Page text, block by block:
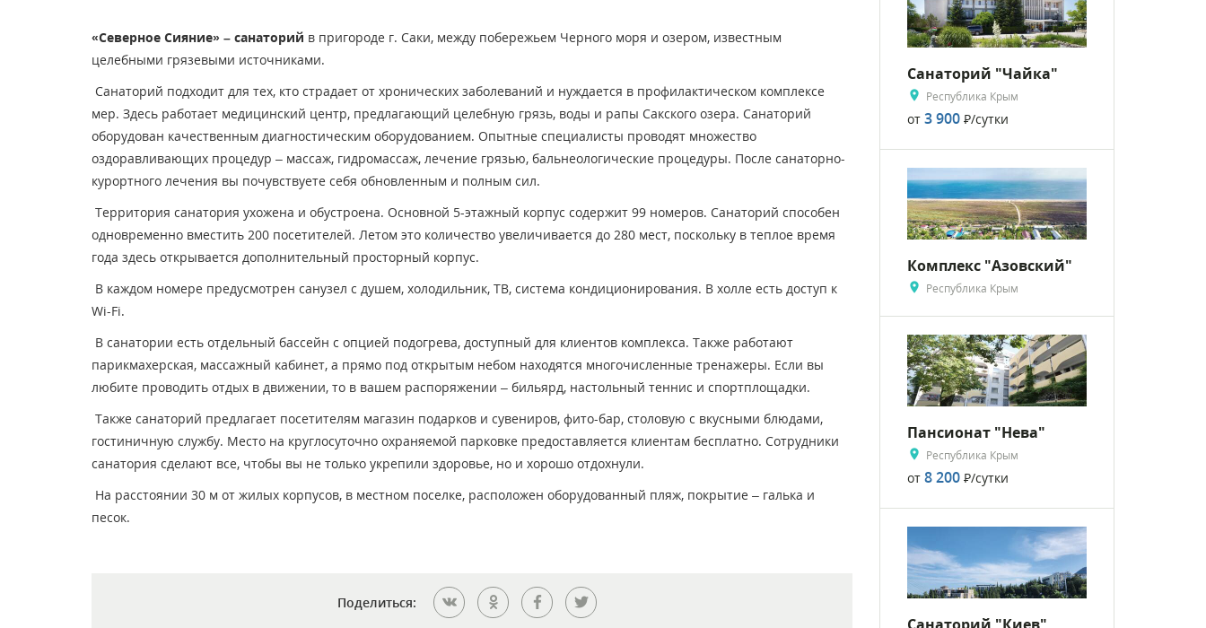
«Северное Сияние» – санаторий в пригороде г. Саки, между побережьем Черного моря и озером, известным
целебными грязевыми источниками.
Санаторий подходит для тех, кто страдает от хронических заболеваний и нуждается в профилактическом комплексе
мер. Здесь работает медицинский центр, предлагающий целебную грязь, воды и рапы Сакского озера. Санаторий
оборудован качественным диагностическим оборудованием. Опытные специалисты проводят множество
оздоравливающих процедур – массаж, гидромассаж, лечение грязью, бальнеологические процедуры. После санаторно-
курортного лечения вы почувствуете себя обновленным и полным сил.
Территория санатория ухожена и обустроена. Основной 5-этажный корпус содержит 99 номеров. Санаторий способен
одновременно вместить 200 посетителей. Летом это количество увеличивается до 280 мест, поскольку в теплое время
года здесь открывается дополнительный просторный корпус.
В каждом номере предусмотрен санузел с душем, холодильник, ТВ, система кондиционирования. В холле есть доступ к
Wi-Fi.
В санатории есть отдельный бассейн с опцией подогрева, доступный для клиентов комплекса. Также работают
парикмахерская, массажный кабинет, а прямо под открытым небом находятся многочисленные тренажеры. Если вы
любите проводить отдых в движении, то в вашем распоряжении – бильярд, настольный теннис и спортплощадки.
Также санаторий предлагает посетителям магазин подарков и сувениров, фито-бар, столовую с вкусными блюдами,
гостиничную службу. Место на круглосуточно охраняемой парковке предоставляется клиентам бесплатно. Сотрудники
санатория сделают все, чтобы вы не только укрепили здоровье, но и хорошо отдохнули.
На расстоянии 30 м от жилых корпусов, в местном поселке, расположен оборудованный пляж, покрытие – галька и
песок.
Поделиться:
Санаторий "Чайка"
Республика Крым
от 3 900 Р/сутки
Комплекс "Азовский"
Республика Крым
Пансионат "Нева"
Республика Крым
от 8 200 Р/сутки
Санаторий "Киев"